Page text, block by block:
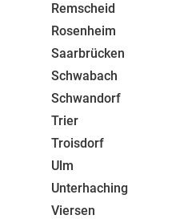
Remscheid
Rosenheim
Saarbrücken
Schwabach
Schwandorf
Trier
Troisdorf
Ulm
Unterhaching
Viersen